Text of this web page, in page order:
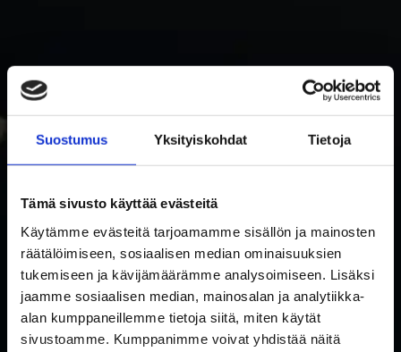
Suostumus Yksityiskohdat Tietoja
Tämä sivusto käyttää evästeitä
Käytämme evästeitä tarjoamamme sisällön ja mainosten
räätälöimiseen, sosiaalisen median ominaisuuksien
tukemiseen ja kävijämäärämme analysoimiseen. Lisäksi
jaamme sosiaalisen median, mainosalan ja analytiikka-
alan kumppaneillemme tietoja siitä, miten käytät
sivustoamme. Kumppanimme voivat yhdistää näitä
Tilaa uutiskirje ja saat ensimmäisenä tietoa uutuuksista ja
tarjouksista!
Suostumus*
Hyväksyn tietosuojaselosteen mukaisen tietojeni käytön.
Sähköposti